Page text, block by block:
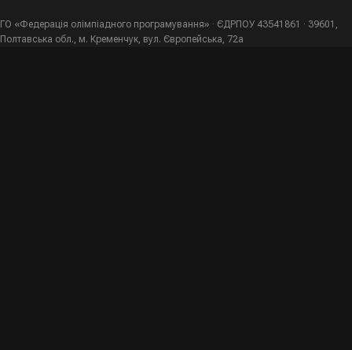
ГО «Федерація олімпіадного програмування» · ЄДРПОУ 43541861 · 39601,
Полтавська обл., м. Кременчук, вул. Європейська, 72а